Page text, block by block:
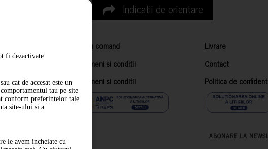
Indicatii de orientare
Cum comand Livrare
Termeni si conditii
Contact
Termeni si conditii
Politica de
ABONARE LA
fi dezactivate
cat de accesat este un
tau pe site
conform preferintelor tale.
site-ului si a
le avem incheiate cu